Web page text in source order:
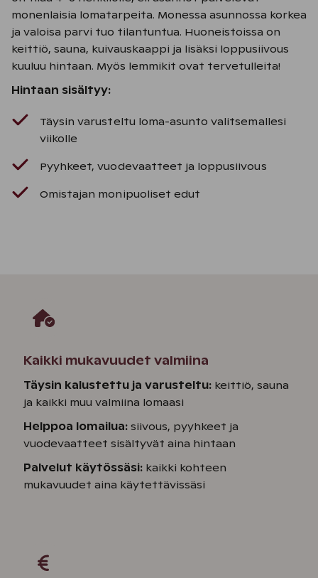
monenlaisia lomatarpeita. Monessa asunnossa korkea
ja valoisa parvi tuo tilantuntua. Huoneistoissa on
keittiö, sauna, kuivauskaappi ja lisäksi loppusiivous
kuuluu hintaan. Myös lemmikit ovat tervetulleita!
Hintaan sisältyy:
Täysin varusteltu loma-asunto valitsemallesi
viikolle
Pyyhkeet, vuodevaatteet ja loppusiivous
Omistajan monipuoliset edut
Kaikki mukavuudet valmiina
Täysin kalustettu ja varusteltu: keittiö, sauna
ja kaikki muu valmiina lomaasi
Helppoa lomailua: siivous, pyyhkeet ja
vuodevaatteet sisältyvät aina hintaan
Palvelut käytössäsi: kaikki kohteen
mukavuudet aina käytettävissäsi